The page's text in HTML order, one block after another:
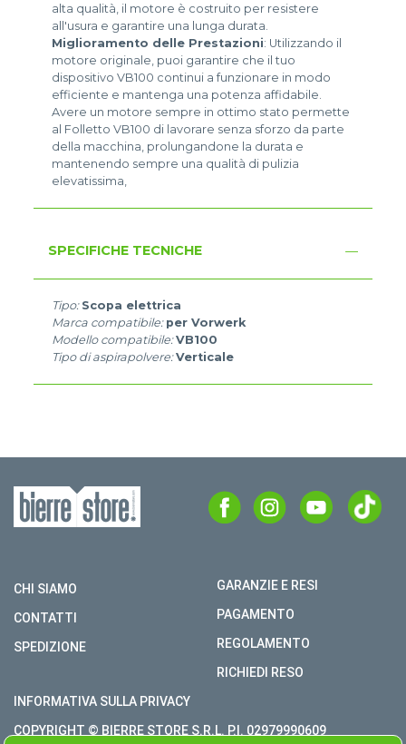
alta qualità, il motore è costruito per resistere
all'usura e garantire una lunga durata.
Miglioramento delle Prestazioni: Utilizzando il
motore originale, puoi garantire che il tuo
dispositivo VB100 continui a funzionare in modo
efficiente e mantenga una potenza affidabile.
Avere un motore sempre in ottimo stato permette
al Folletto VB100 di lavorare senza sforzo da parte
della macchina, prolungandone la durata e
mantenendo sempre una qualità di pulizia
elevatissima,
SPECIFICHE TECNICHE
Tipo: Scopa elettrica
Marca compatibile: per Vorwerk
Modello compatibile: VB100
Tipo di aspirapolvere: Verticale
CHI SIAMO
CONTATTI
SPEDIZIONE
GARANZIE E RESI
PAGAMENTO
REGOLAMENTO
RICHIEDI RESO
INFORMATIVA SULLA PRIVACY
COPYRIGHT © BIERRE STORE S.R.L. P.I. 02979990609